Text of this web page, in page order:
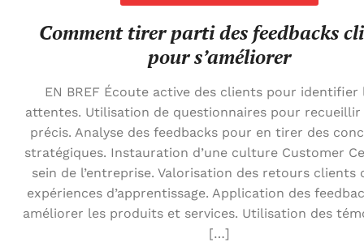
Comment tirer parti des feedbacks
pour s’améliorer
EN BREF Écoute active des clients pour identifier
attentes. Utilisation de questionnaires pour recueillir
précis. Analyse des feedbacks pour en tirer des
stratégiques. Instauration d’une culture Customer
sein de l’entreprise. Valorisation des retours clients
expériences d’apprentissage. Application des
améliorer les produits et services. Utilisation des
[…]